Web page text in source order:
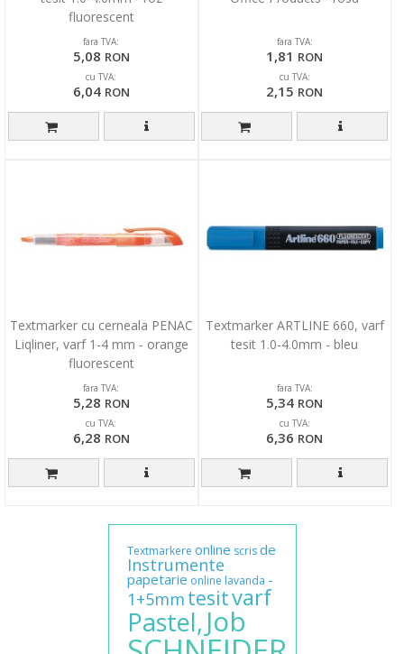
fluorescent
fara TVA:
5,08 RON
cu TVA:
6,04 RON
fara TVA:
1,81 RON
cu TVA:
2,15 RON
Textmarker cu cerneala PENAC
Liqliner, varf 1-4 mm - orange
fluorescent
fara TVA:
5,28 RON
cu TVA:
6,28 RON
Textmarker ARTLINE 660, varf
tesit 1.0-4.0mm - bleu
fara TVA:
5,34 RON
cu TVA:
6,36 RON
Textmarkere online scris de
Instrumente
papetarie online lavanda -
1+5mm tesitvarf
Pastel, Job